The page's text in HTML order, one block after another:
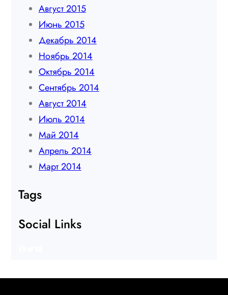
Август 2015
Июнь 2015
Декабрь 2014
Ноябрь 2014
Октябрь 2014
Сентябрь 2014
Август 2014
Июль 2014
Май 2014
Апрель 2014
Март 2014
Tags
Social Links